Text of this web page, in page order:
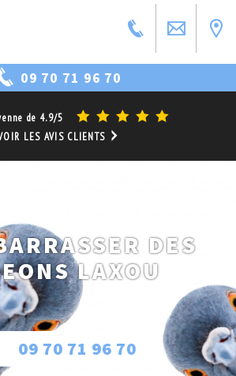
09 70 71 96 70
de 4.9/5
LES AVIS CLIENTS
DES
LAXOU
09 70 71 96 70